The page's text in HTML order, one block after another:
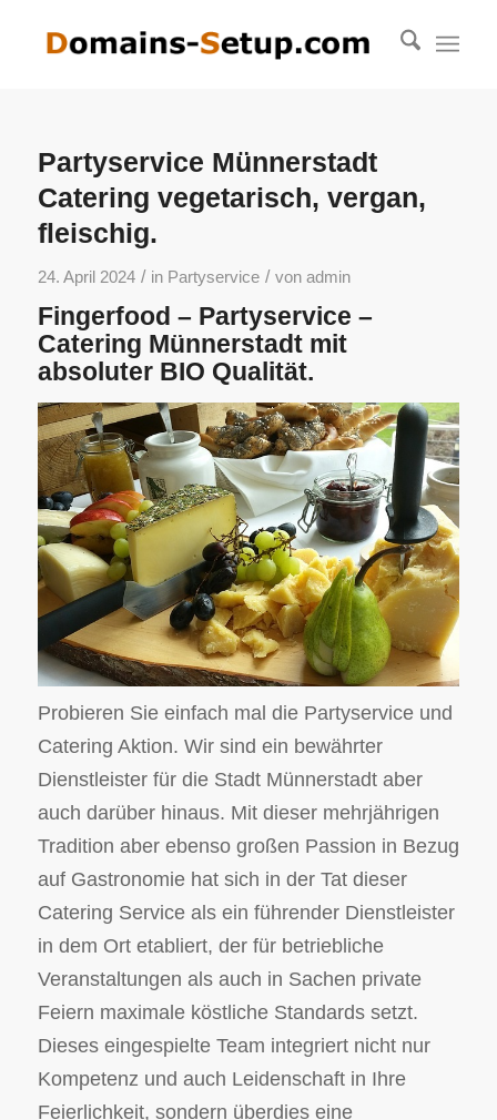
Partyservice Münnerstadt
Catering vegetarisch, vergan,
fleischig.
24. April 2024 / in Partyservice / von admin
Fingerfood – Partyservice –
Catering Münnerstadt mit
absoluter BIO Qualität.
Probieren Sie einfach mal die Partyservice und
Catering Aktion. Wir sind ein bewährter
Dienstleister für die Stadt Münnerstadt aber
auch darüber hinaus. Mit dieser mehrjährigen
Tradition aber ebenso großen Passion in Bezug
auf Gastronomie hat sich in der Tat dieser
Catering Service als ein führender Dienstleister
in dem Ort etabliert, der für betriebliche
Veranstaltungen als auch in Sachen private
Feiern maximale köstliche Standards setzt.
Dieses eingespielte Team integriert nicht nur
Kompetenz und auch Leidenschaft in Ihre
Feierlichkeit, sondern überdies eine